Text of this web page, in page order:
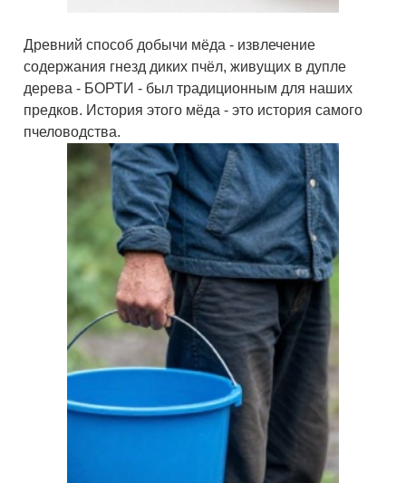
Древний способ добычи мёда - извлечение
содержания гнезд диких пчёл, живущих в дупле
дерева - БОРТИ - был традиционным для наших
предков. История этого мёда - это история самого
пчеловодства.